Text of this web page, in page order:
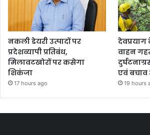
नकली डेयरी उत्पादों पर
प्रदेशव्यापी प्रतिबंध,
मिलावटखोरों पर कसेगा
शिकंजा
17 hours ago
वाहन
एवं बचाव
19 hours